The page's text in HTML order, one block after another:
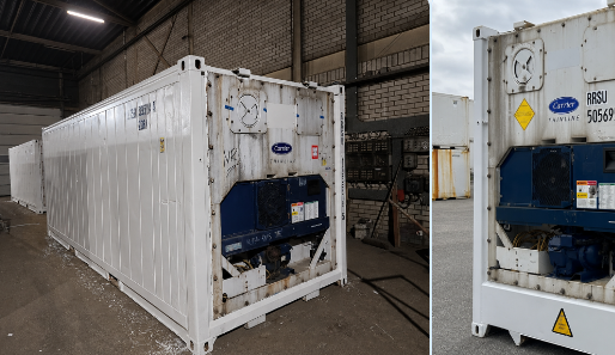
партии
20 футов?